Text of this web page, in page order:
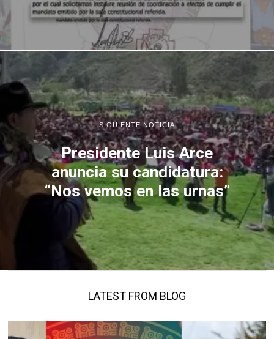
SIGUIENTE NOTICIA
Presidente Luis Arce
anuncia su candidatura:
“Nos vemos en las urnas”
LATEST FROM BLOG